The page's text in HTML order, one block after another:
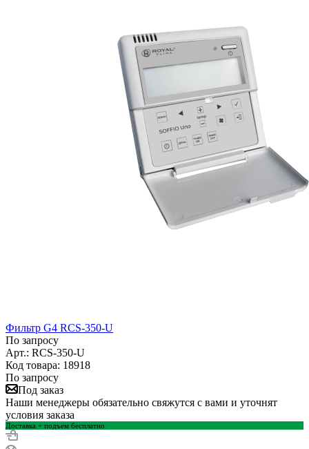
Фильтр G4 RCS-350-U
По запросу
Арт.: RCS-350-U
Код товара: 18918
По запросу
Под заказ
Наши менеджеры обязательно свяжутся с вами и уточнят
условия заказа
Доставка + подъем бесплатно